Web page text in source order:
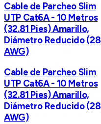
Cable de Parcheo Slim
UTP Cat6A - 10 Metros
(32.81 Pies) Amarillo,
Diámetro Reducido (28
AWG)
Cable de Parcheo Slim
UTP Cat6A - 10 Metros
(32.81 Pies) Amarillo,
Diámetro Reducido (28
AWG)